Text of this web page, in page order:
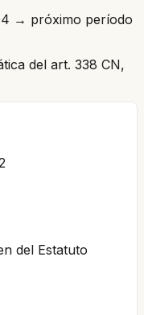
→ próximo período
del art. 338 CN,
del Estatuto